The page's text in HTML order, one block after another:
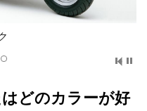
どのカラーが好